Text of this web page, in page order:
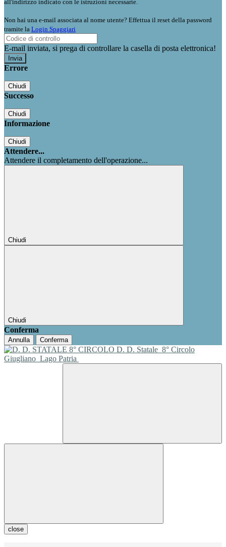
all'indirizzo indicato con le istruzioni necessarie.
Non hai una e-mail associata al nome utente? Effettua il reset della password
tramite la Login Spaggiari
E-mail inviata, si prega di controllare la casella di posta elettronica!
Errore
Chiudi
Successo
Chiudi
Informazione
Chiudi
Attendere...
Attendere il completamento dell'operazione...
Chiudi
Chiudi
Conferma
Annulla Conferma
D. D. Statale 8° Circolo
Giugliano Lago Patria
close